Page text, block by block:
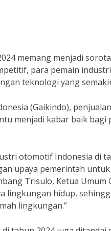
memang menjadi
para pemain
teknologi yang
(Gaikindo),
menjadi kabar baik bagi
otomotif Indonesia di
upaya pemerintah
Trisulo, Ketua Umum
lingkungan hidup,
lingkungan.”